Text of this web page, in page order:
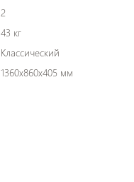
2
43 кг
Классический
1360x860x405 мм